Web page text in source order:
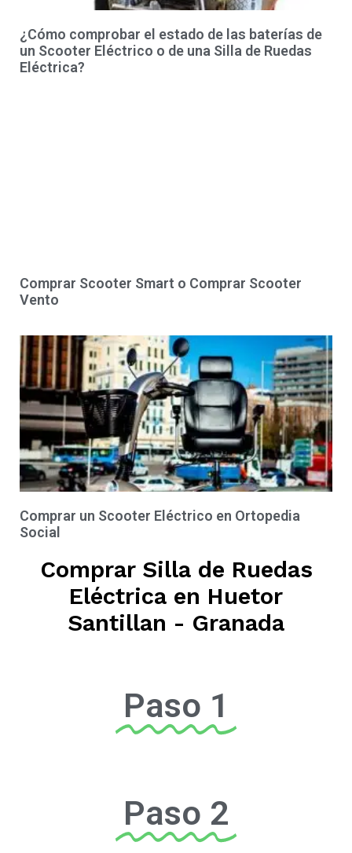
¿Cómo comprobar el estado de las baterías de
un Scooter Eléctrico o de una Silla de Ruedas
Eléctrica?
Comprar Scooter Smart o Comprar Scooter
Vento
Comprar un Scooter Eléctrico en Ortopedia
Social
Comprar Silla de Ruedas
Eléctrica en Huetor
Santillan - Granada
Paso 1
Paso 2